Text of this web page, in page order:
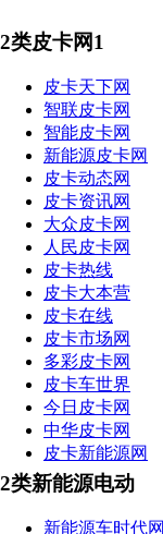
2类皮卡网1
皮卡天下网
智联皮卡网
智能皮卡网
新能源皮卡网
皮卡动态网
皮卡资讯网
大众皮卡网
人民皮卡网
皮卡热线
皮卡大本营
皮卡在线
皮卡市场网
多彩皮卡网
皮卡车世界
今日皮卡网
中华皮卡网
皮卡新能源网
2类新能源电动
新能源车时代网